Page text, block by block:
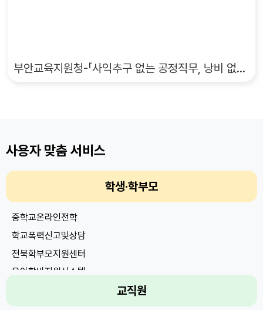
부안교육지원청-「사익추구 없는 공정직무, 낭비 없는 투명예산」 실천 다짐 캠페인 실시
사용자 맞춤 서비스
학생·학부모
중학교온라인전학
학교폭력신고및상담
전북학부모지원센터
유아학비지원시스템
교직원